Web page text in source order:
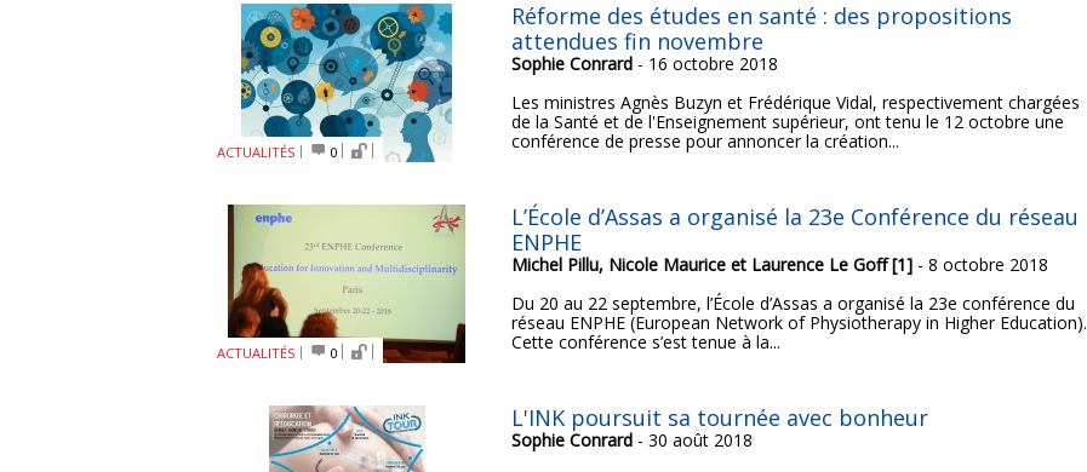
ACTUALITÉS 0
Réforme des études en santé : des propositions
attendues fin novembre
Sophie Conrard - 16 octobre 2018
Les ministres Agnès Buzyn et Frédérique Vidal, respectivement chargées
de la Santé et de l'Enseignement supérieur, ont tenu le 12 octobre une
conférence de presse pour annoncer la création...
ACTUALITÉS 0
L’École d’Assas a organisé la 23e Conférence du réseau
ENPHE
Michel Pillu, Nicole Maurice et Laurence Le Goff [1] - 8 octobre 2018
Du 20 au 22 septembre, l’École d’Assas a organisé la 23e conférence du
réseau ENPHE (European Network of Physiotherapy in Higher Education).
Cette conférence s’est tenue à la...
L'INK poursuit sa tournée avec bonheur
Sophie Conrard - 30 août 2018